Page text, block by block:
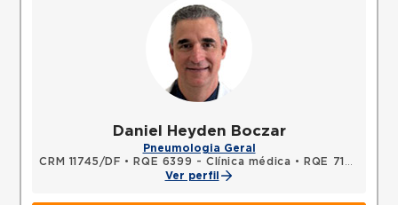
Daniel Heyden Boczar
Pneumologia Geral
CRM 11745/DF • RQE 6399 - Clínica médica •
RQE 7127 - Pneumologia
Ver perfil